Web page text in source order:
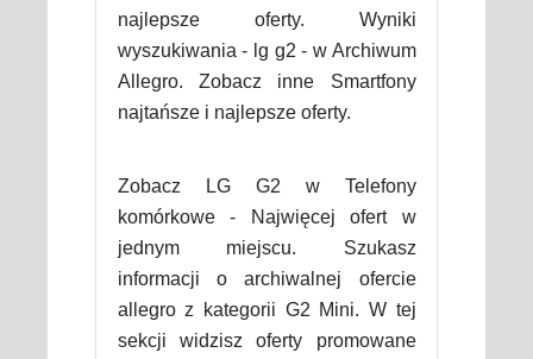
najlepsze oferty. Wyniki
wyszukiwania - lg g2 - w Archiwum
Allegro. Zobacz inne Smartfony
najtańsze i najlepsze oferty.
Zobacz LG G2 w Telefony
komórkowe - Najwięcej ofert w
jednym miejscu. Szukasz
informacji o archiwalnej ofercie
allegro z kategorii G2 Mini. W tej
sekcji widzisz oferty promowane